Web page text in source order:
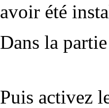
avoir été
Dans la
Puis activez